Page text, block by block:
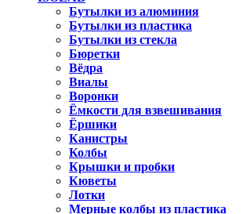
Бутылки из алюминия
Бутылки из пластика
Бутылки из стекла
Бюретки
Вёдра
Виалы
Воронки
Ёмкости для взвешивания
Ёршики
Канистры
Колбы
Крышки и пробки
Кюветы
Лотки
Мерные колбы из пластика